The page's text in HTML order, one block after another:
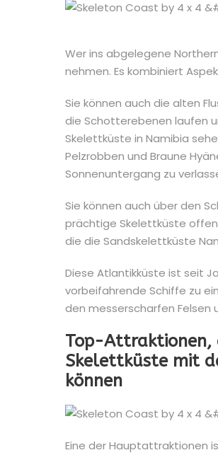
Wer ins abgelegene
nehmen. Es kombiniert
Sie können auch die alten
die Schotterebenen laufen
Skelettküste in Namibia
Pelzrobben und Braune
Sonnenuntergang zu
Sie können auch über den
prächtige Skelettküste
die die Sandskelettküste
Diese Atlantikküste ist seit
vorbeifahrende Schiffe zu
den messerscharfen Felsen
Top-Attraktionen,
Skelettküste mit
können
Eine der Hauptattraktionen